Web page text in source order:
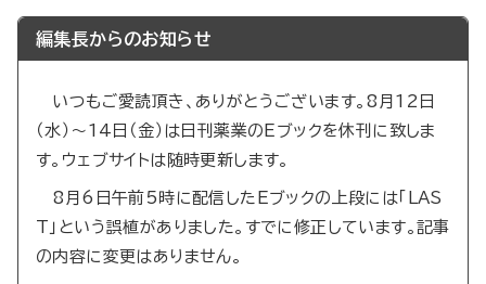
編集長からのお知らせ
いつもご愛読頂き、ありがとうございます。8月12日
（水）～14日（金）は日刊薬業のEブックを休刊に致しま
す。ウェブサイトは随時更新します。
8月6日午前5時に配信したEブックの上段には「LAS
T」という誤植がありました。すでに修正しています。記事
の内容に変更はありません。